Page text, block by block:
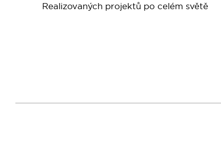
Realizovaných projektů po celém světě